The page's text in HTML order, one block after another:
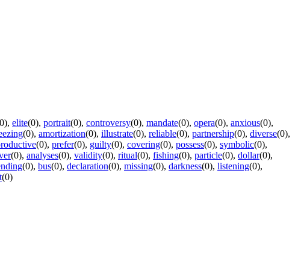
, elite(0), portrait(0), controversy(0), mandate(0), opera(0), anxious(0),
(0), amortization(0), illustrate(0), reliable(0), partnership(0), diverse(0),
(0), prefer(0), guilty(0), covering(0), possess(0), symbolic(0),
(0), analyses(0), validity(0), ritual(0), fishing(0), particle(0), dollar(0),
(0), bus(0), declaration(0), missing(0), darkness(0), listening(0),
(0)